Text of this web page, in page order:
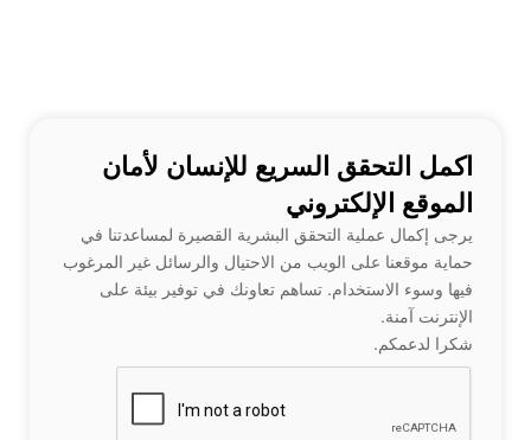
اكمل التحقق السريع للإنسان لأمان
الموقع الإلكتروني
يرجى إكمال عملية التحقق البشرية القصيرة لمساعدتنا في
حماية موقعنا على الويب من الاحتيال والرسائل غير المرغوب
فيها وسوء الاستخدام. تساهم تعاونك في توفير بيئة على
الإنترنت آمنة.
شكرا لدعمكم.